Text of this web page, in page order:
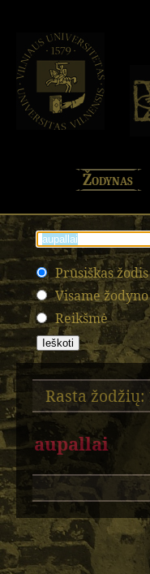
Žodynas
Prūsiškas žodis
Visame
Reikšmė
Rasta žodžių:
aupallai